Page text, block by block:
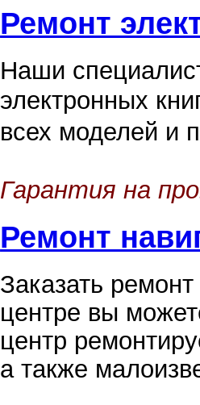
Ремонт
Наши
электронных
всех моделей и
Гарантия на
Ремонт
Заказать
центре вы
центр
а также